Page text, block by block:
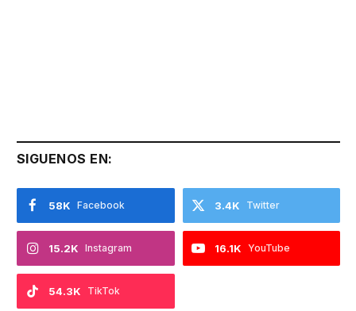
SIGUENOS EN:
Facebook
58K Twitter
3.4K
Instagram
15.2K YouTube
16.1K
TikTok
54.3K